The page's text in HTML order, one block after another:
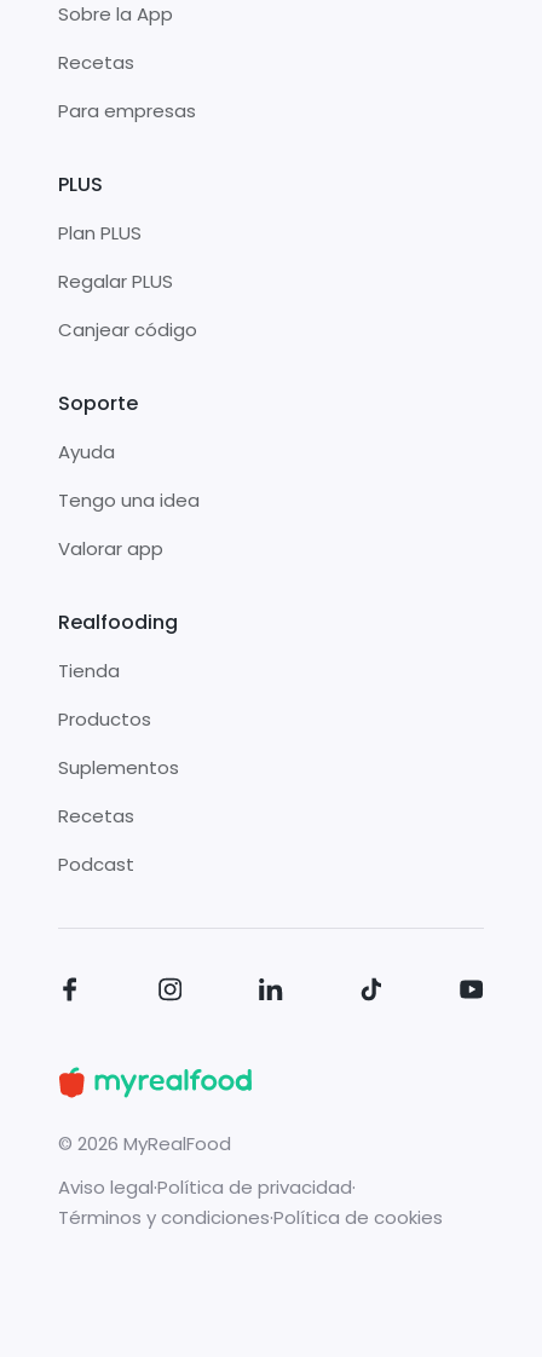
Sobre la App
Recetas
Para empresas
PLUS
Plan PLUS
Regalar PLUS
Canjear código
Soporte
Ayuda
Tengo una idea
Valorar app
Realfooding
Tienda
Productos
Suplementos
Recetas
Podcast
© 2026 MyRealFood
Aviso legal·Política de privacidad·
Términos y condiciones·Política de cookies